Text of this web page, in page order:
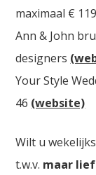
maximaal €
Ann & John
designers
Your Style
46 (website)
Wilt u
t.w.v. maar